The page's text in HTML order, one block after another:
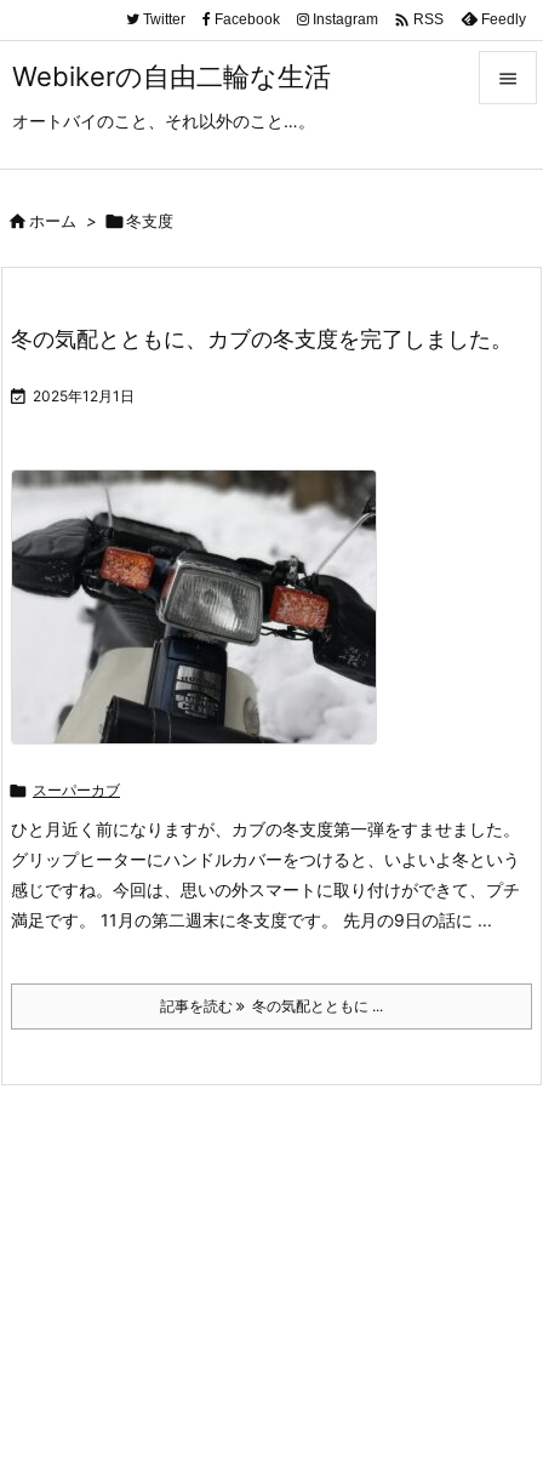
Webikerの自由二輪な生活
オートバイのこと、それ以外のこと…。

Twitter Facebook Instagram  RSS Feedly
ホーム > 冬支度
冬の気配とともに、カブの冬支度を完了しました。
 2025年12月1日
 スーパーカブ
ひと月近く前になりますが、カブの冬支度第一弾をすませました。
グリップヒーターにハンドルカバーをつけると、いよいよ冬という
感じですね。今回は、思いの外スマートに取り付けができて、プチ
満足です。 11月の第二週末に冬支度です。 先月の9日の話に ...
記事を読む 冬の気配とともに ...